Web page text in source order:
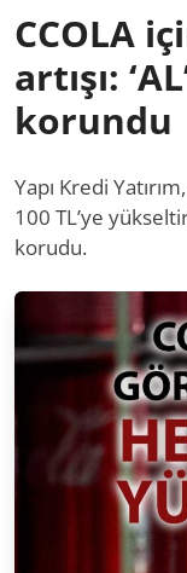
CCOLA
artışı:
korundu
Yapı Kredi
100 TL’ye
korudu.